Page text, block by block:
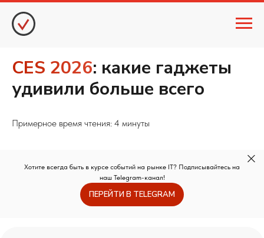
CES 2026: какие гаджеты
удивили больше всего
Примерное время чтения: 4 минуты
Хотите всегда быть в курсе событий на рынке IT? Подписывайтесь на
наш Telegram-канал!
ПЕРЕЙТИ В TELEGRAM